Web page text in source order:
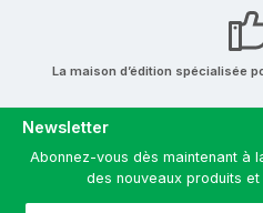
La maison d’édition spécialisée
Newsletter
Abonnez-vous dès maintenant à
des nouveaux produits